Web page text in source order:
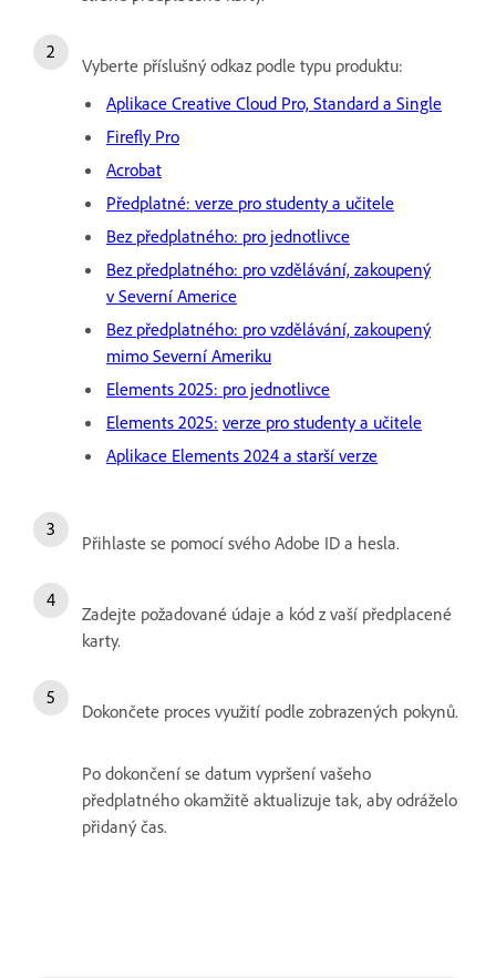
Vyberte příslušný odkaz podle typu produktu:
Aplikace Creative Cloud Pro, Standard a Single
Firefly Pro
Acrobat
Předplatné: verze pro studenty a učitele
Bez předplatného: pro jednotlivce
Bez předplatného: pro vzdělávání, zakoupený
v Severní Americe
Bez předplatného: pro vzdělávání, zakoupený
mimo Severní Ameriku
Elements 2025: pro jednotlivce
Elements 2025: verze pro studenty a učitele
Aplikace Elements 2024 a starší verze
Přihlaste se pomocí svého Adobe ID a hesla.
Zadejte požadované údaje a kód z vaší předplacené
karty.
Dokončete proces využití podle zobrazených pokynů.
Po dokončení se datum vypršení vašeho
předplatného okamžitě aktualizuje tak, aby odráželo
přidaný čas.